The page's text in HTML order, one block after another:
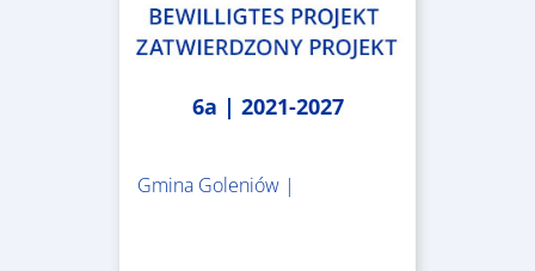
6a | 2021-2027
Gmina Goleniów |